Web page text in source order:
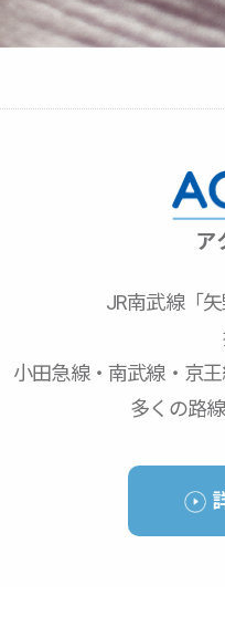
ア
JR南武線「
小田急線・南武線・京
多くの路